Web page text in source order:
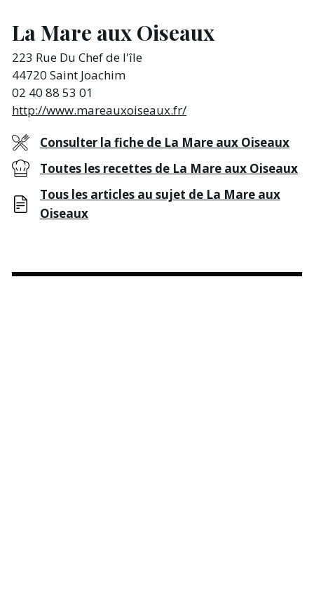
La Mare aux Oiseaux
223 Rue Du Chef de l'île
44720 Saint Joachim
02 40 88 53 01
http://www.mareauxoiseaux.fr/
Consulter la fiche de La Mare aux Oiseaux
Toutes les recettes de La Mare aux Oiseaux
Tous les articles au sujet de La Mare aux
Oiseaux